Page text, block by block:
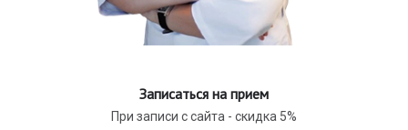
Записаться на прием
При записи с сайта - скидка 5%